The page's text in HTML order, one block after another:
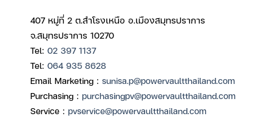
407 หมู่ที่ 2 ต.สำโรงเหนือ อ.เมืองสมุทรปราการ
จ.สมุทรปราการ 10270
Tel: 02 397 1137
Tel: 064 935 8628
Email Marketing : sunisa.p@powervaultthailand.com
Purchasing : purchasingpv@powervaultthailand.com
Service : pvservice@powervaultthailand.com